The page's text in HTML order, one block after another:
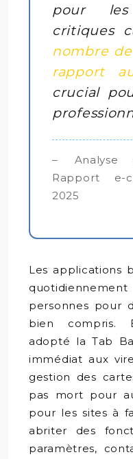
pour
critiques
nombre
rapport
crucial
– Analyse
Rapport e-
2025
Les applications
personnes pour
bien compris.
adopté la Tab
immédiat aux
gestion des
pas mort pour
pour les sites à
abriter des
paramètres,